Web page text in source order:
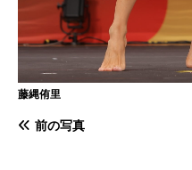
藤縄侑里
前の写真